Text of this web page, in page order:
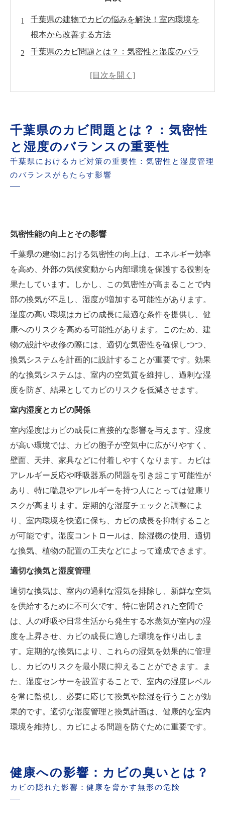
千葉県の建物でカビの悩みを解決！室内環境を
根本から改善する方法
千葉県のカビ問題とは？：気密性と湿度のバラ
カビ検査と早期発見の重要性
実践！千葉県の家庭でできるカビ対策
世良 秀雄-カビのプロフェッシャル-
千葉県のカビ問題とは？：気密性
と湿度のバランスの重要性
千葉県におけるカビ対策の重要性：気密性と湿度管理
のバランスがもたらす影響
気密性能の向上とその影響
千葉県の建物における気密性の向上は、エネルギー効率
を高め、外部の気候変動から内部環境を保護する役割を
果たしています。しかし、この気密性が高まることで内
部の換気が不足し、湿度が増加する可能性があります。
湿度の高い環境はカビの成長に最適な条件を提供し、健
康へのリスクを高める可能性があります。このため、建
物の設計や改修の際には、適切な気密性を確保しつつ、
換気システムを計画的に設計することが重要です。効果
的な換気システムは、室内の空気質を維持し、過剰な湿
度を防ぎ、結果としてカビのリスクを低減させます。
室内湿度とカビの関係
室内湿度はカビの成長に直接的な影響を与えます。湿度
が高い環境では、カビの胞子が空気中に広がりやすく、
壁面、天井、家具などに付着しやすくなります。カビは
アレルギー反応や呼吸器系の問題を引き起こす可能性が
あり、特に喘息やアレルギーを持つ人にとっては健康リ
スクが高まります。定期的な湿度チェックと調整によ
り、室内環境を快適に保ち、カビの成長を抑制すること
が可能です。湿度コントロールは、除湿機の使用、適切
な換気、植物の配置の工夫などによって達成できます。
適切な換気と湿度管理
適切な換気は、室内の過剰な湿気を排除し、新鮮な空気
を供給するために不可欠です。特に密閉された空間で
は、人の呼吸や日常生活から発生する水蒸気が室内の湿
度を上昇させ、カビの成長に適した環境を作り出しま
す。定期的な換気により、これらの湿気を効果的に管理
し、カビのリスクを最小限に抑えることができます。ま
た、湿度センサーを設置することで、室内の湿度レベル
を常に監視し、必要に応じて換気や除湿を行うことが効
果的です。適切な湿度管理と換気計画は、健康的な室内
環境を維持し、カビによる問題を防ぐために重要です。
健康への影響：カビの臭いとは？
カビの隠れた影響：健康を脅かす無形の危険